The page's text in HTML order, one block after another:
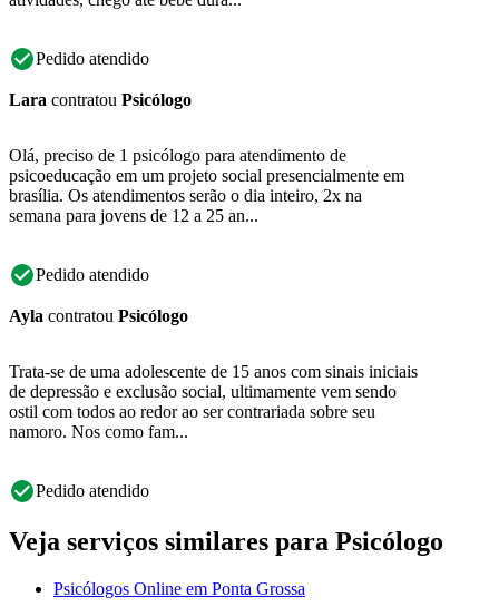
Pedido atendido
Lara contratou Psicólogo
Olá, preciso de 1 psicólogo para atendimento de
psicoeducação em um projeto social presencialmente em
brasília. Os atendimentos serão o dia inteiro, 2x na
semana para jovens de 12 a 25 an...
Pedido atendido
Ayla contratou Psicólogo
Trata-se de uma adolescente de 15 anos com sinais iniciais
de depressão e exclusão social, ultimamente vem sendo
ostil com todos ao redor ao ser contrariada sobre seu
namoro. Nos como fam...
Pedido atendido
Veja serviços similares para Psicólogo
Psicólogos Online em Ponta Grossa